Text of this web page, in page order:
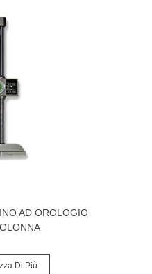
AD OROLOGIO
Di Più